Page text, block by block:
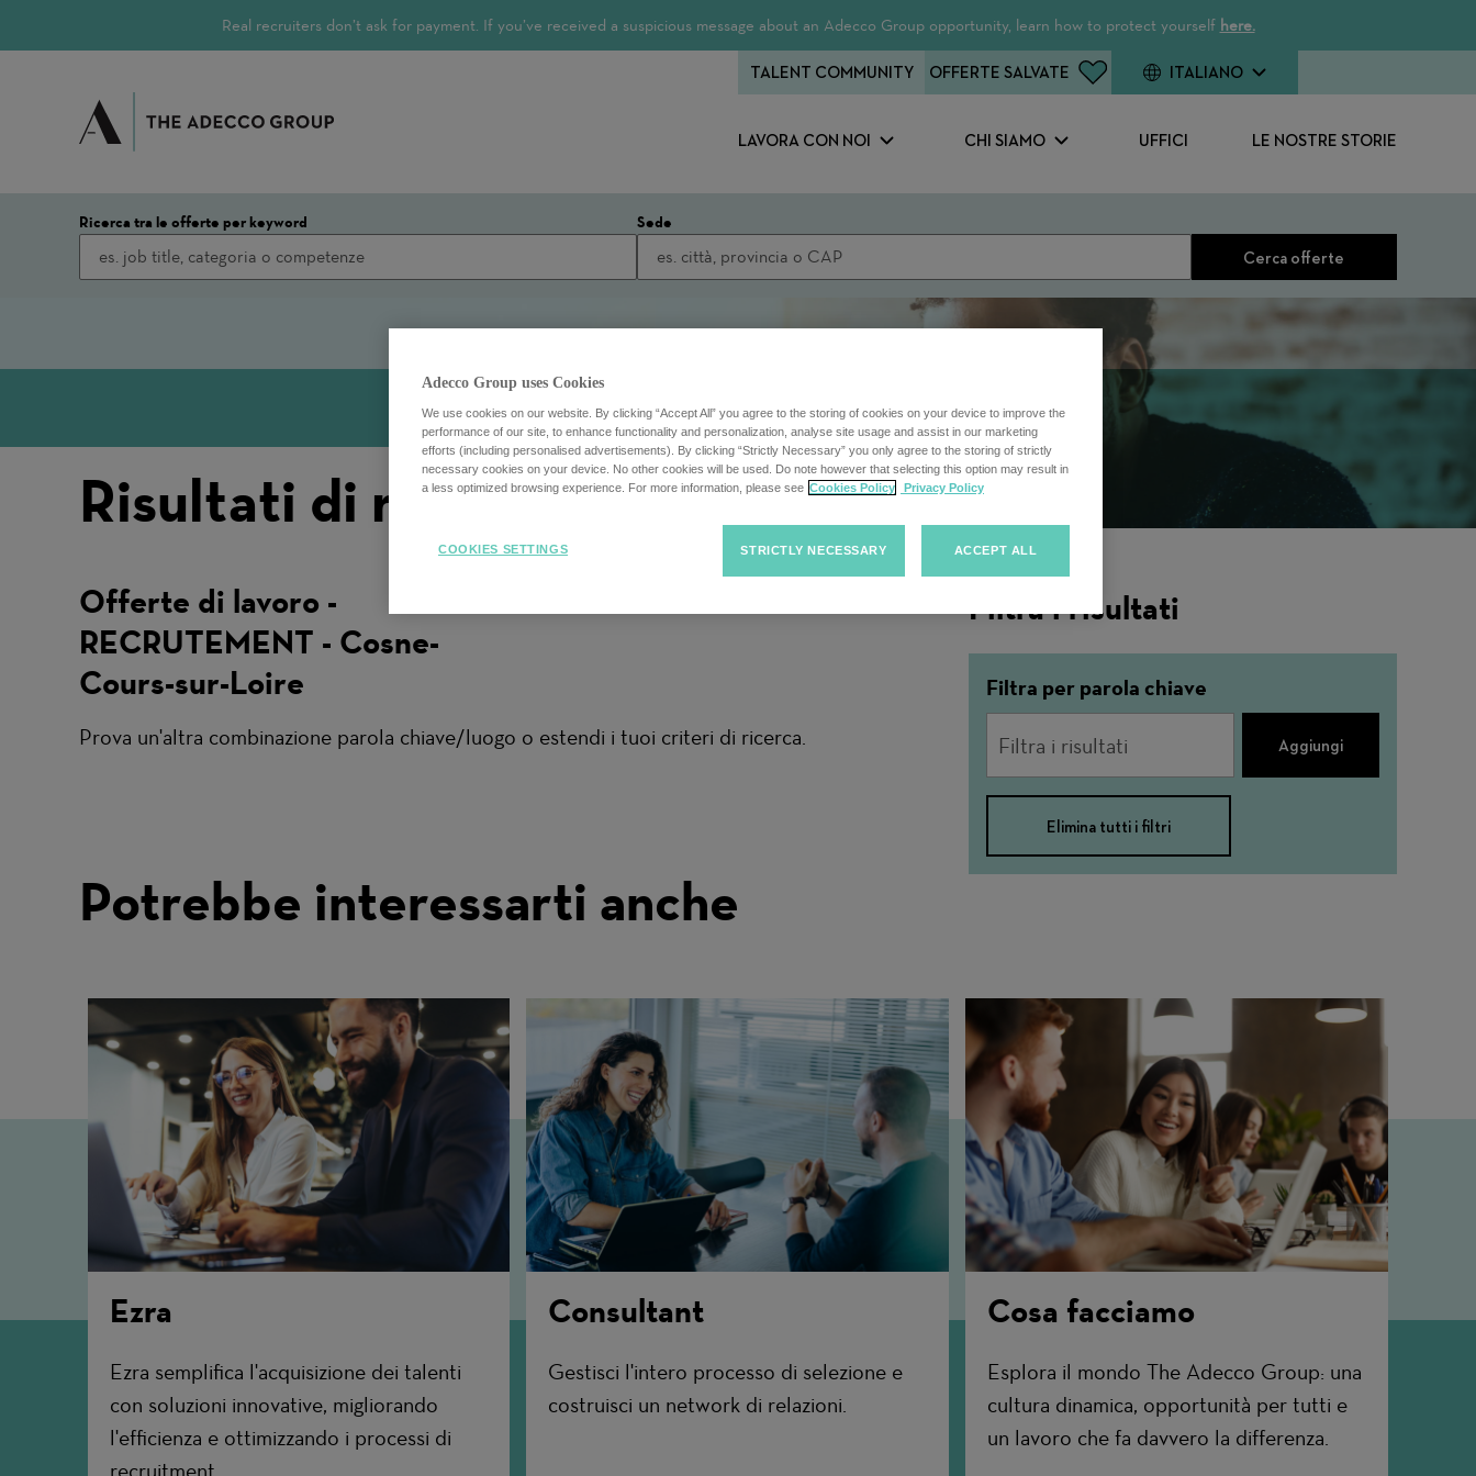
Real recruiters don’t ask for payment. If you’ve received a suspicious message about an Adecco Group opportunity, learn how to protect yourself here.
LAVORA CON NOI CHI SIAMO UFFICI LE NOSTRE STORIE
TALENT COMMUNITY OFFERTE SALVATE ITALIANO
Ricerca tra le offerte per keyword Sede
Cerca offerte
Risultati di ricerca
Offerte di lavoro -
RECRUTEMENT - Cosne-
Cours-sur-Loire
Prova un'altra combinazione parola chiave/luogo o estendi i tuoi criteri di ricerca.
Filtra i risultati
Filtra per parola chiave
Aggiungi
Elimina tutti i filtri
Potrebbe interessarti anche
Ezra
Ezra semplifica l'acquisizione dei talenti
con soluzioni innovative, migliorando
l'efficienza e ottimizzando i processi di
Consultant
Gestisci l'intero processo di selezione e
costruisci un network di relazioni.
Cosa facciamo
Esplora il mondo The Adecco Group: una
cultura dinamica, opportunità per tutti e
un lavoro che fa davvero la differenza.
Adecco Group uses Cookies
We use cookies on our website. By clicking “Accept All” you agree to the storing of cookies on your device to improve the
performance of our site, to enhance functionality and personalization, analyse site usage and assist in our marketing
efforts (including personalised advertisements). By clicking “Strictly Necessary” you only agree to the storing of strictly
necessary cookies on your device. No other cookies will be used. Do note however that selecting this option may result in
a less optimized browsing experience. For more information, please see Cookies Policy Privacy Policy
STRICTLY NECESSARY ACCEPT ALL
COOKIES SETTINGS